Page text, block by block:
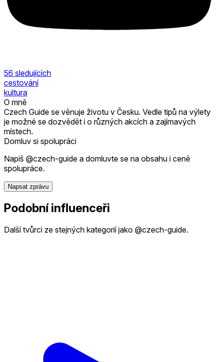
56 sledujících
cestování
kultura
O mně
Czech Guide se věnuje životu v Česku. Vedle tipů na výlety
je možné se dozvědět i o různých akcích a zajímavých
místech.
Domluv si spolupráci
Napiš @czech-guide a domluvte se na obsahu i ceně
spolupráce.
Napsat zprávu
Podobní influenceři
Další tvůrci ze stejných kategorií jako @czech-guide.